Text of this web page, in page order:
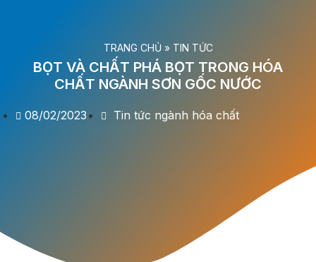
TRANG CHỦ» TIN TỨC
BỌT VÀ CHẤT PHÁ BỌT TRONG HÓA
CHẤT NGÀNH SƠN GỐC NƯỚC
08/02/2023 Tin tức ngành hóa chất